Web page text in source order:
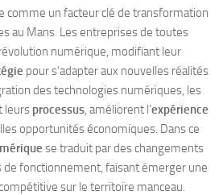
comme un facteur clé de transformation
au Mans. Les entreprises de toutes
numérique, modifiant leur
pour s’adapter aux nouvelles réalités
des technologies numériques, les
leurs processus, améliorent l’expérience
opportunités économiques. Dans ce
se traduit par des changements
de fonctionnement, faisant émerger une
sur le territoire manceau.